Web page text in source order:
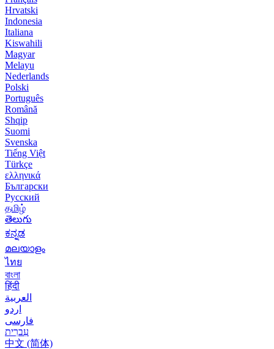
Hrvatski
Indonesia
Italiana
Kiswahili
Magyar
Melayu
Nederlands
Polski
Português
Română
Shqip
Suomi
Svenska
Tiếng Việt
Türkçe
ελληνικά
Български
Русский
தமிழ்
తెలుగు
ಕನ್ನಡ
മലയാളം
ไทย
বাংলা
हिंदी
العربية
اردو
فارسی
עִברִית
中文 (简体)